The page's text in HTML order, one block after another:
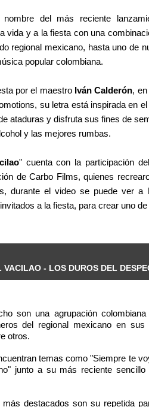
del más reciente
vida y a la fiesta con una
regional mexicano, hasta uno de
popular colombiana.
por el maestro Iván Calderón,
su letra está inspirada en
ataduras y disfruta sus fines de
y las mejores rumbas.
" cuenta con la participación
de Carbo Films, quienes
durante el video se puede ver a
a la fiesta, para crear uno
VACILAO - LOS DUROS DEL
son una agrupación
del regional mexicano en
otros.
temas como "Siempre te
junto a su más reciente sencillo
destacados son su repetida